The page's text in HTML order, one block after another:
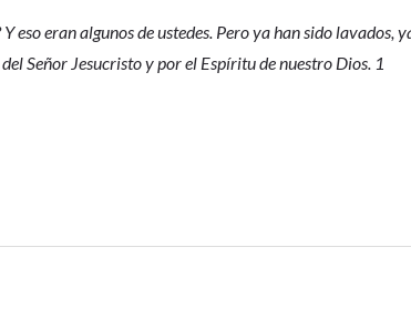
eso eran algunos de ustedes. Pero ya han sido lavados,
Señor Jesucristo y por el Espíritu de nuestro Dios. 1